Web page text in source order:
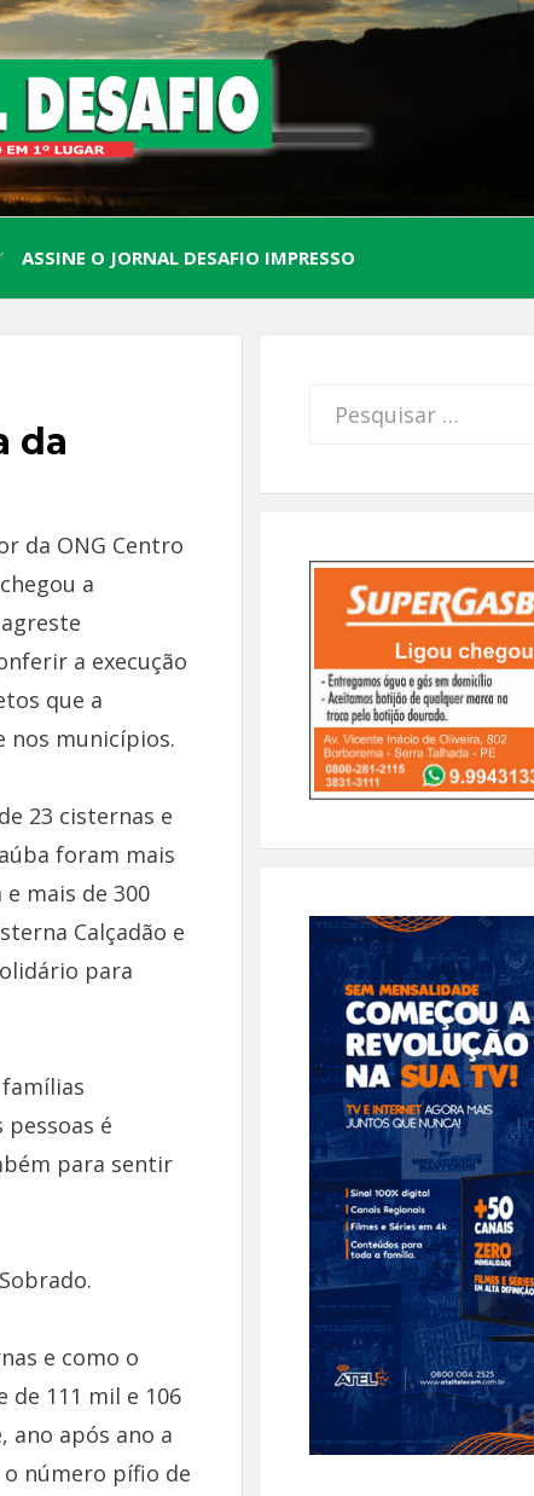
JORNAL
DESAFIO
O Sertão em 1º Lugar
ASSINE O JORNAL DESAFIO IMPRESSO
da
da ONG Centro
a
a execução
que a
nos municípios​.
23 cisternas e
foram mais
mais de 300
Calçadão e
para
é
para sentir
e como o
111 mil e 106
ano após ano a
número pífio de
Procurar